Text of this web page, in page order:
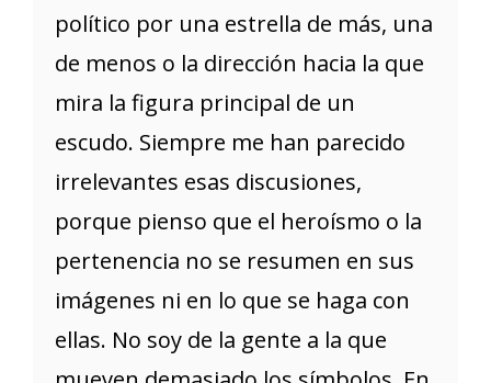
político por una estrella de más, una
de menos o la dirección hacia la que
mira la figura principal de un
escudo. Siempre me han parecido
irrelevantes esas discusiones,
porque pienso que el heroísmo o la
pertenencia no se resumen en sus
imágenes ni en lo que se haga con
ellas. No soy de la gente a la que